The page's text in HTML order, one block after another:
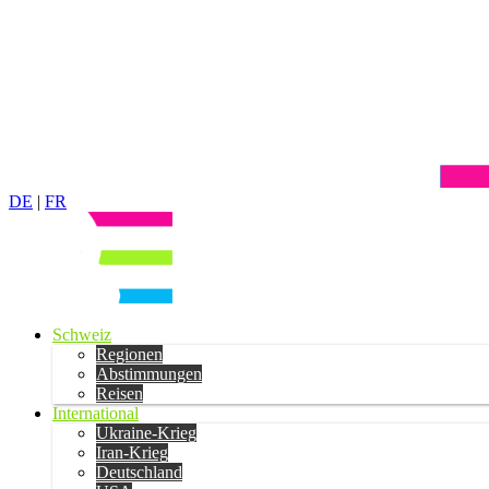
DE | FR
Schweiz
Regionen
Abstimmungen
Reisen
International
Ukraine-Krieg
Iran-Krieg
Deutschland